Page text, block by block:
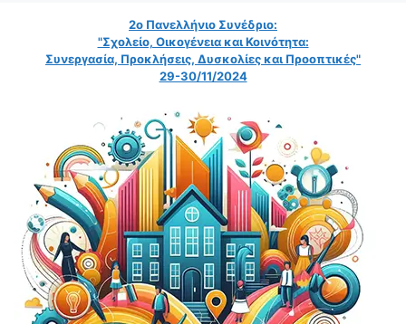
2ο Πανελλήνιο Συνέδριο:
"Σχολείο, Οικογένεια και Κοινότητα:
Συνεργασία, Προκλήσεις, Δυσκολίες και Προοπτικές"
29-30/11/2024